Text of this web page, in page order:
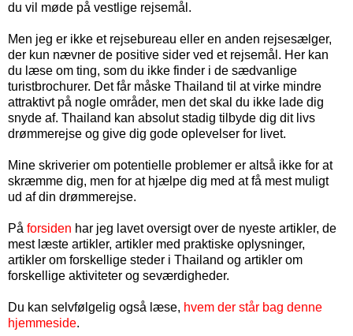
du vil møde på vestlige rejsemål.
Men jeg er ikke et rejsebureau eller en anden rejsesælger,
der kun nævner de positive sider ved et rejsemål. Her kan
du læse om ting, som du ikke finder i de sædvanlige
turistbrochurer. Det får måske Thailand til at virke mindre
attraktivt på nogle områder, men det skal du ikke lade dig
snyde af. Thailand kan absolut stadig tilbyde dig dit livs
drømmerejse og give dig gode oplevelser for livet.
Mine skriverier om potentielle problemer er altså ikke for at
skræmme dig, men for at hjælpe dig med at få mest muligt
ud af din drømmerejse.
På forsiden har jeg lavet oversigt over de nyeste artikler, de
mest læste artikler, artikler med praktiske oplysninger,
artikler om forskellige steder i Thailand og artikler om
forskellige aktiviteter og seværdigheder.
Du kan selvfølgelig også læse, hvem der står bag denne
hjemmeside.